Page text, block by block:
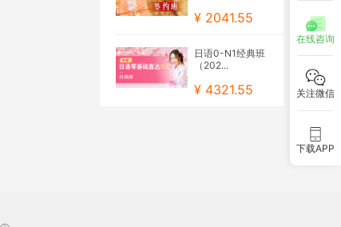
¥ 2041.55
日语0-N1经典班
（202...
¥ 4321.55
在线咨询
关注微信
下载APP